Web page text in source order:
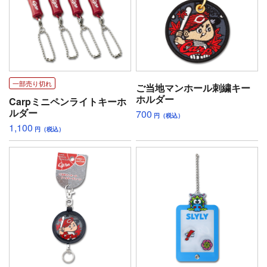
一部売り切れ
Carpミニペンライトキーホ
ルダー
1,100 円（税込）
ご当地マンホール刺繍キー
ホルダー
700 円（税込）